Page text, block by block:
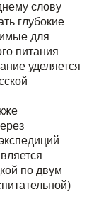
слову
глубокие
для
питания
уделяется
по двум